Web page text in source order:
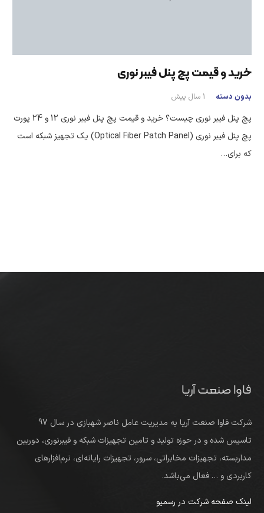
خرید و قیمت پچ پنل فیبر نوری
بدون دسته 1 سال پیش
پچ پنل فیبر نوری چیست؟ خرید و قیمت پچ پنل فیبر نوری 12 و 24 پورت
پچ پنل فیبر نوری (Optical Fiber Patch Panel) یک تجهیز شبکه است
که برای…
فاوا صنعت آریا
شرکت فاوا صنعت آریا به مدیریت عامل ناصر شهبازی در سال 97
تاسیس شده و در حوزه تولید و تامین تجهیزات شبکه و فیبرنوری، دوربین
مداربسته، تجهیزات مخابراتی، سرور، تجهیزات رایانه‌ای، نرم‌افزارهای
کاربردی و … فعال می‌باشد.
لینک صفحه شرکت در رسمیو